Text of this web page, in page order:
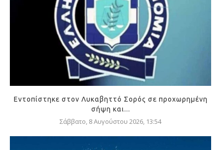
Εντοπίστηκε στον Λυκαβηττό Σορός σε προχωρημένη
σήψη και...
Σάββατο, 8 Αυγούστου 2026, 13:54